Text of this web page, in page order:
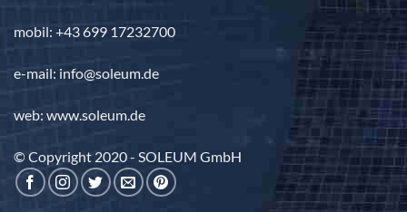
mobil: +43 699 17232700
e-mail: info@soleum.de
web: www.soleum.de
© Copyright 2020 - SOLEUM GmbH